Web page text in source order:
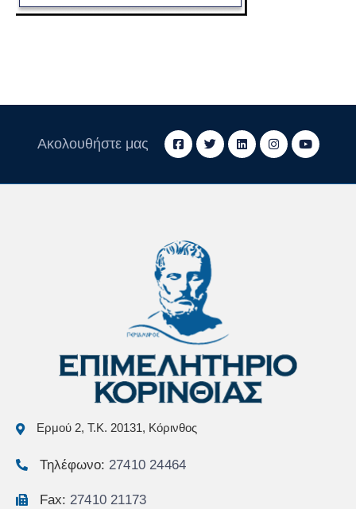
Ακολουθήστε μας
Ερμού 2, Τ.Κ. 20131, Κόρινθος
Τηλέφωνο: 27410 24464
Fax: 27410 21173